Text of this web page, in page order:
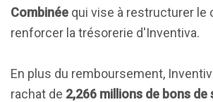
Combinée qui vise à restructurer le
renforcer la trésorerie d'Inventiva.
En plus du remboursement,
rachat de 2,266 millions de bons